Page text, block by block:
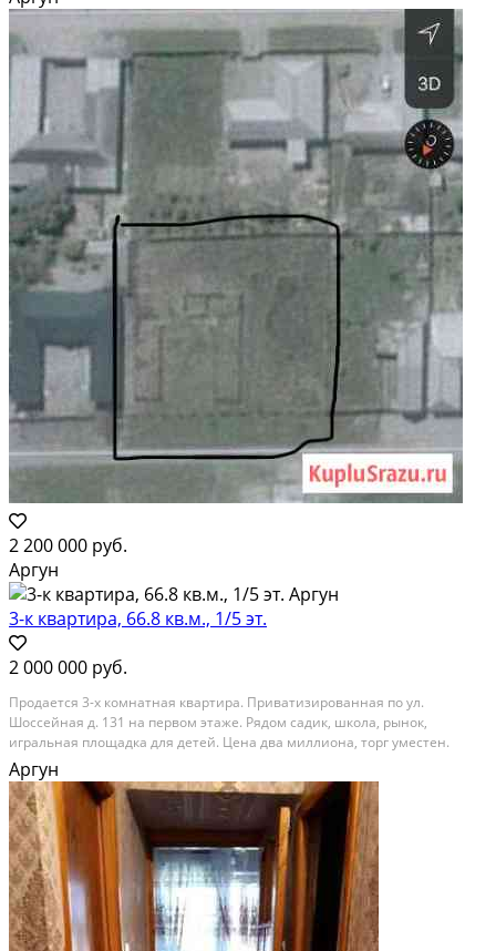
2 200 000 руб.
Аргун
3-к квартира, 66.8 кв.м., 1/5 эт.
2 000 000 руб.
Продается 3-х комнатная квартира. Приватизированная по ул.
Шоссейная д. 131 на первом этаже. Рядом садик, школа, рынок,
игральная площадка для детей. Цена два миллиона, торг уместен.
Категория: квартиры. Право собственности: собственник. Адрес:
чеченская республика, аргун, шоссейная улица, 131....
Аргун